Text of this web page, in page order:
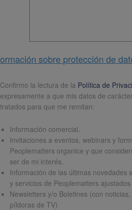
sobre protección de
Confirmo la lectura de la Política de
expresamente a que mis datos de
tratados para que me remitan:
Información comercial.
Invitaciones a eventos, webinars y
Peoplematters organice y que
ser de mi interés.
Información de las últimas novedades
y servicios de Peoplematters
Newsletters y/o Boletines (con
píldoras de TV)